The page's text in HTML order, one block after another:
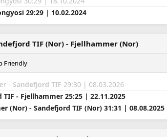
29:29 | 10.02.2024
TIF (Nor) - Fjellhammer (Nor)
Friendly
- Sandefjord TIF 29:30 | 08.03.2026
TIF - Fjellhammer 25:25 | 22.11.2025
(Nor) - Sandefjord TIF (Nor) 31:31 | 08.08.2025